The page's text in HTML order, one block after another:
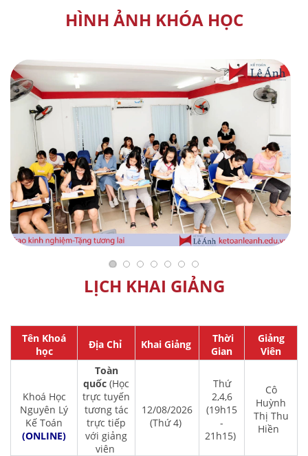
HÌNH ẢNH KHÓA HỌC
LỊCH KHAI GIẢNG
Tên Khoá
học
Địa Chỉ Khai Giảng
Thời
Gian
Giảng
Viên
Khoá Học
Nguyên Lý
Kế Toán
(ONLINE)
Toàn
quốc (Học
trực tuyến
tương tác
trực tiếp
với giảng
viên
12/08/2026
(Thứ 4)
Thứ
2,4,6
(19h15
-
21h15)
Cô
Huỳnh
Thị Thu
Hiền